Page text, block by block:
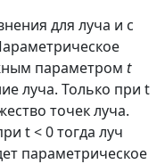
для луча и с
параметром t
луча. Только при t
точек луча.
t < 0 тогда луч
параметрическое